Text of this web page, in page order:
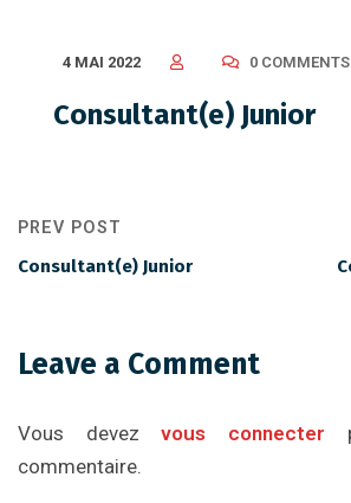
4 MAI 2022 0 COMMENTS
Consultant(e) Junior
PREV POST
Consultant(e) Junior
Leave a Comment
Vous devezvous connecter
commentaire.